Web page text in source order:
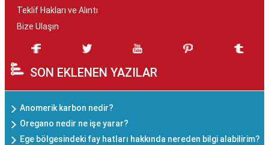
Teklif Hakları ve Alıntı
Bize Ulaşın
SON EKLENEN YAZILAR
Anomerik karbon nedir?
Oregano nedir ne işe yarar?
Ege bölgesindeki fay hatları hakkında nereden bilgi alabilirim?